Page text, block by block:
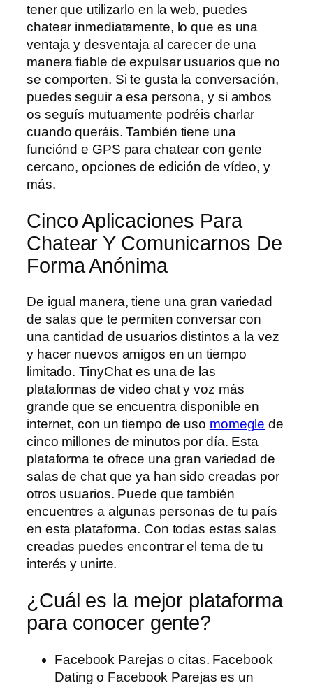
tener que utilizarlo en la web, puedes
chatear inmediatamente, lo que es una
ventaja y desventaja al carecer de una
manera fiable de expulsar usuarios que no
se comporten. Si te gusta la conversación,
puedes seguir a esa persona, y si ambos
os seguís mutuamente podréis charlar
cuando queráis. También tiene una
funciónd e GPS para chatear con gente
cercano, opciones de edición de vídeo, y
más.
Cinco Aplicaciones Para
Chatear Y Comunicarnos De
Forma Anónima
De igual manera, tiene una gran variedad
de salas que te permiten conversar con
una cantidad de usuarios distintos a la vez
y hacer nuevos amigos en un tiempo
limitado. TinyChat es una de las
plataformas de video chat y voz más
grande que se encuentra disponible en
internet, con un tiempo de uso momegle de
cinco millones de minutos por día. Esta
plataforma te ofrece una gran variedad de
salas de chat que ya han sido creadas por
otros usuarios. Puede que también
encuentres a algunas personas de tu país
en esta plataforma. Con todas estas salas
creadas puedes encontrar el tema de tu
interés y unirte.
¿Cuál es la mejor plataforma
para conocer gente?
Facebook Parejas o citas. Facebook
Dating o Facebook Parejas es un